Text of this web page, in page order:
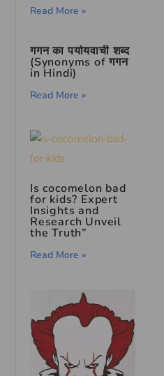
Read More »
गगन का पर्यायवाची शब्द
(Synonyms of गगन
in Hindi)
Read More »
Is cocomelon bad
for kids? Expert
Insights and
Research Unveil
the Truth”
Read More »